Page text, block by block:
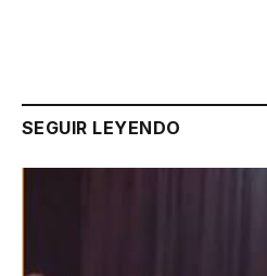
SEGUIR LEYENDO